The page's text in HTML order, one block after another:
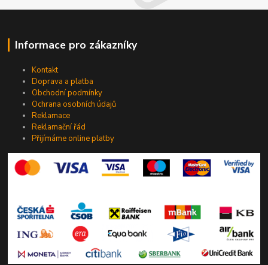
Informace pro zákazníky
Kontakt
Doprava a platba
Obchodní podmínky
Ochrana osobních údajů
Reklamace
Reklamační řád
Přijímáme online platby